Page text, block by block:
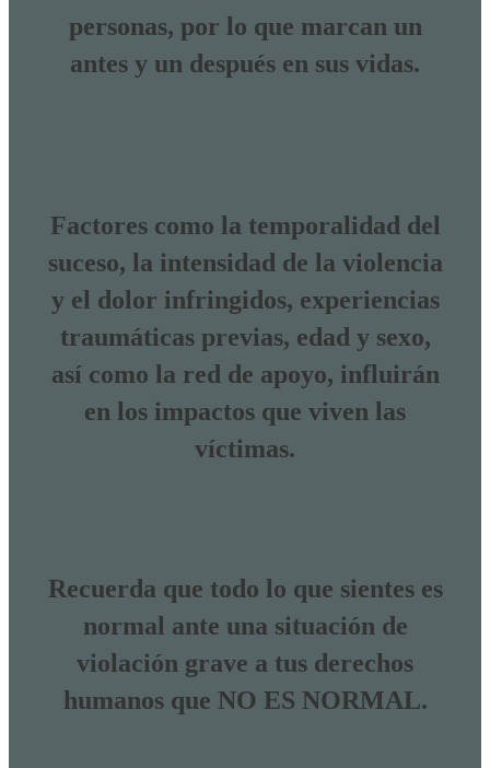
personas, por lo que marcan un
antes y un después en sus vidas.
Factores como la temporalidad del
suceso, la intensidad de la violencia
y el dolor infringidos, experiencias
traumáticas previas, edad y sexo,
así como la red de apoyo, influirán
en los impactos que viven las
víctimas.
Recuerda que todo lo que sientes es
normal ante una situación de
violación grave a tus derechos
humanos que NO ES NORMAL.